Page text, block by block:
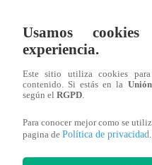
El primer reto de la
preparación, el crítico
van a poder desplegar
bastantes cuchillos”.
Este lunes 18 de
Belmonte y Sirena Ortiz
Usamos
experiencia.
Este sitio utiliza cookies
contenido. Si estás en la
según el RGPD.
Para conocer mejor como se
pagina de Política de privacidad.